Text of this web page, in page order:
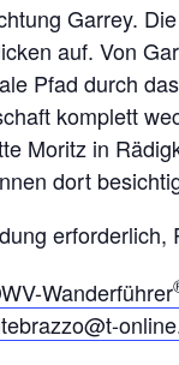
Garrey.
auf. Von
Pfad durch
komplett
Moritz in
dort
erforderlich,
Wanderführer